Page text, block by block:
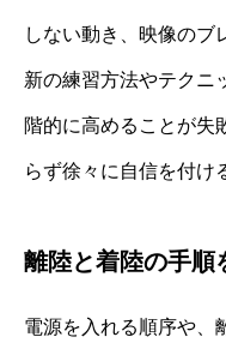
しない動き、映像のブ
新の練習方法やテクニ
階的に高めることが失
らず徐々に自信を付け
離陸と着陸の手順
電源を入れる順序や、